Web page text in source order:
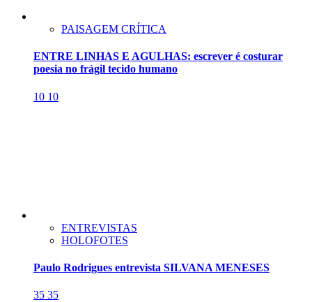
PAISAGEM CRÍTICA
ENTRE LINHAS E AGULHAS: escrever é costurar
poesia no frágil tecido humano
10 10
ENTREVISTAS
HOLOFOTES
Paulo Rodrigues entrevista SILVANA MENESES
35 35